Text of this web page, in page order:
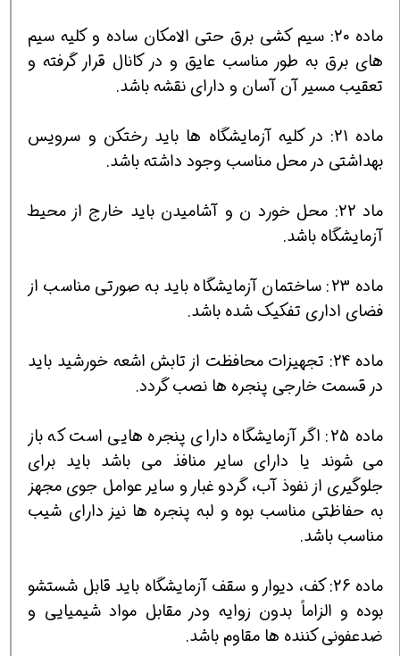
ماده 20: سیم کشی برق حتی الامکان ساده و کلیه سیم
های برق به طور مناسب عایق و در کانال قرار گرفته و
تعقیب مسیر آن آسان و دارای نقشه باشد.
ماده 21: در کلیه آزمایشگاه ها باید رختکن و سرویس
بهداشتی در محل مناسب وجود داشته باشد.
ماد 22: محل خورد ن و آشامیدن باید خارج از محیط
آزمایشگاه باشد.
ماده 23: ساختمان آزمایشگاه باید به صورتی مناسب از
فضای اداری تفکیک شده باشد.
ماده 24: تجهیزات محافظت از تابش اشعه خورشید باید
در قسمت خارجی پنجره ها نصب گردد.
ماده 25: اگر آزمایشگاه دارای پنجره هایی است که باز
می شوند یا دارای سایر منافذ می باشد باید برای
جلوگیری از نفوذ آب، گردو غبار و سایر عوامل جوی مجهز
به حفاظتی مناسب بوه و لبه پنجره ها نیز دارای شیب
مناسب باشد.
ماده 26: کف، دیوار و سقف آزمایشگاه باید قابل شستشو
بوده و الزاماً بدون زوایه ودر مقابل مواد شیمیایی و
ضدعفونی کننده ها مقاوم باشد.